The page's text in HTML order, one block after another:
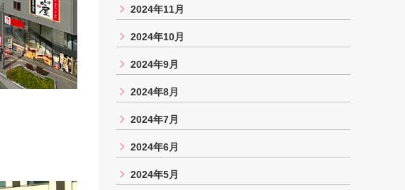
2024年11月
2024年10月
2024年9月
2024年8月
2024年7月
2024年6月
2024年5月